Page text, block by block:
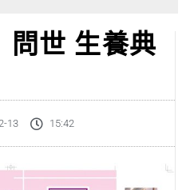
問世 生養典
13 15:42